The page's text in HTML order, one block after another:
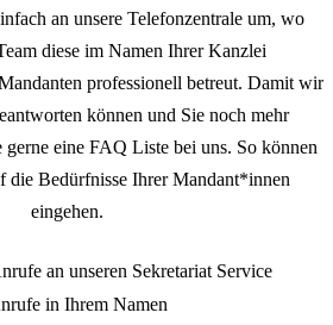
an unsere Telefonzentrale um, wo
diese im Namen Ihrer Kanzlei
professionell betreut. Damit wir
können und Sie noch mehr
gerne eine FAQ Liste bei uns. So können
die Bedürfnisse Ihrer Mandant*innen
eingehen.
an unseren Sekretariat Service
in Ihrem Namen